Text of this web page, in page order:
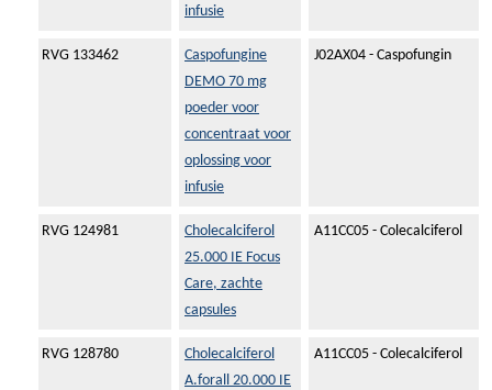
infusie
RVG 133462
Caspofungine
DEMO 70 mg
poeder voor
concentraat voor
oplossing voor
infusie
J02AX04 - Caspofungin
RVG 124981
Cholecalciferol
25.000 IE Focus
Care, zachte
capsules
A11CC05 - Colecalciferol
RVG 128780
Cholecalciferol
A.forall 20.000 IE
A11CC05 - Colecalciferol